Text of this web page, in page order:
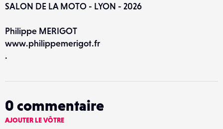
SALON DE LA MOTO - LYON - 2026
Philippe MERIGOT
www.philippemerigot.fr
.
0 commentaire
AJOUTER LE VÔTRE